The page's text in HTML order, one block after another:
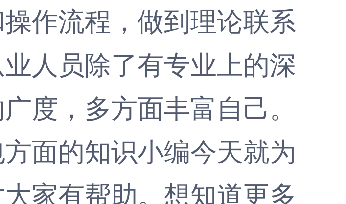
作流程，做到理论联系
人员除了有专业上的深
度，多方面丰富自己。
的知识小编今天就为
家有帮助。想知道更多